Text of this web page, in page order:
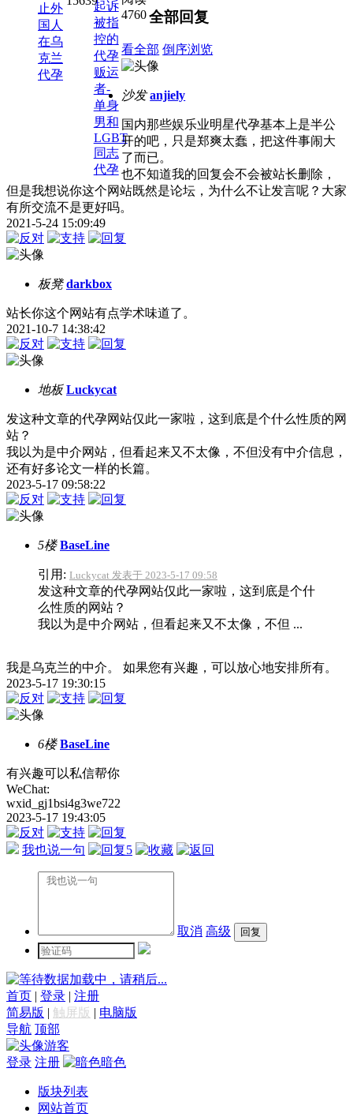
止外
国人
在乌
克兰
代孕
起诉
被指
控的
代孕
贩运
者-
单身
男和
LGBT
同志
代孕
4760 全部回复
看全部 倒序浏览
沙发 anjiely
国内那些娱乐业明星代孕基本上是半公
开的吧，只是郑爽太蠢，把这件事闹大
了而已。
也不知道我的回复会不会被站长删除，
但是我想说你这个网站既然是论坛，为什么不让发言呢？大家
有所交流不是更好吗。
2021-5-24 15:09:49
板凳 darkbox
站长你这个网站有点学术味道了。
2021-10-7 14:38:42
地板 Luckycat
发这种文章的代孕网站仅此一家啦，这到底是个什么性质的网
站？
我以为是中介网站，但看起来又不太像，不但没有中介信息，
还有好多论文一样的长篇。
2023-5-17 09:58:22
5楼 BaseLine
引用: Luckycat 发表于 2023-5-17 09:58
发这种文章的代孕网站仅此一家啦，这到底是个什
么性质的网站？
我以为是中介网站，但看起来又不太像，不但 ...
我是乌克兰的中介。 如果您有兴趣，可以放心地安排所有。
2023-5-17 19:30:15
6楼 BaseLine
有兴趣可以私信帮你
WeChat:
wxid_gj1bsi4g3we722
2023-5-17 19:43:05
我也说一句 5
取消 高级
数据加载中，请稍后...
首页 | 登录 | 注册
简易版 | 触屏版 | 电脑版
导航 顶部
游客
登录 注册 暗色
版块列表
网站首页